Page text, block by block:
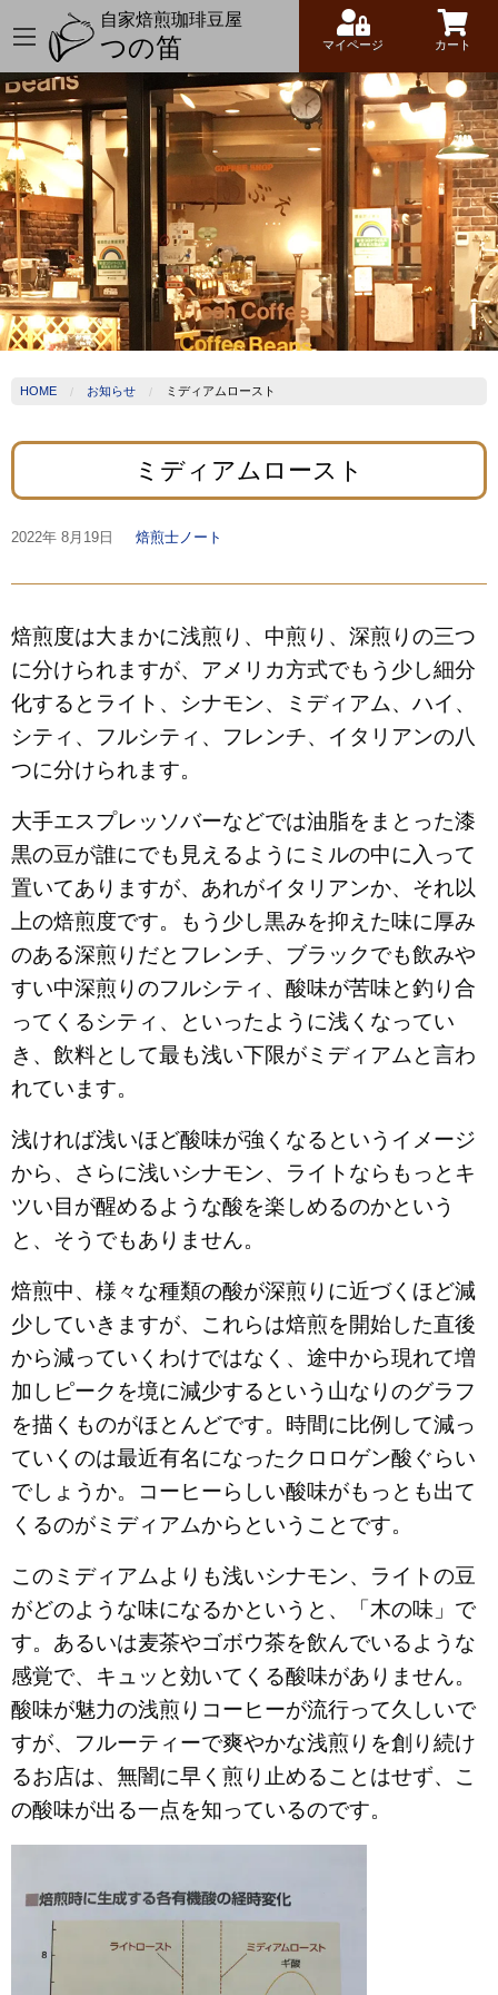
自家焙煎珈琲豆屋
つの笛 マイページ カート
HOME お知らせ ミディアムロースト
ミディアムロースト
2022年 8月19日 焙煎士ノート
焙煎度は大まかに浅煎り、中煎り、深煎りの三つ
に分けられますが、アメリカ方式でもう少し細分
化するとライト、シナモン、ミディアム、ハイ、
シティ、フルシティ、フレンチ、イタリアンの八
つに分けられます。
大手エスプレッソバーなどでは油脂をまとった漆
黒の豆が誰にでも見えるようにミルの中に入って
置いてありますが、あれがイタリアンか、それ以
上の焙煎度です。もう少し黒みを抑えた味に厚み
のある深煎りだとフレンチ、ブラックでも飲みや
すい中深煎りのフルシティ、酸味が苦味と釣り合
ってくるシティ、といったように浅くなってい
き、飲料として最も浅い下限がミディアムと言わ
れています。
浅ければ浅いほど酸味が強くなるというイメージ
から、さらに浅いシナモン、ライトならもっとキ
ツい目が醒めるような酸を楽しめるのかという
と、そうでもありません。
焙煎中、様々な種類の酸が深煎りに近づくほど減
少していきますが、これらは焙煎を開始した直後
から減っていくわけではなく、途中から現れて増
加しピークを境に減少するという山なりのグラフ
を描くものがほとんどです。時間に比例して減っ
ていくのは最近有名になったクロロゲン酸ぐらい
でしょうか。コーヒーらしい酸味がもっとも出て
くるのがミディアムからということです。
このミディアムよりも浅いシナモン、ライトの豆
がどのような味になるかというと、「木の味」で
す。あるいは麦茶やゴボウ茶を飲んでいるような
感覚で、キュッと効いてくる酸味がありません。
酸味が魅力の浅煎りコーヒーが流行って久しいで
すが、フルーティーで爽やかな浅煎りを創り続け
るお店は、無闇に早く煎り止めることはせず、こ
の酸味が出る一点を知っているのです。